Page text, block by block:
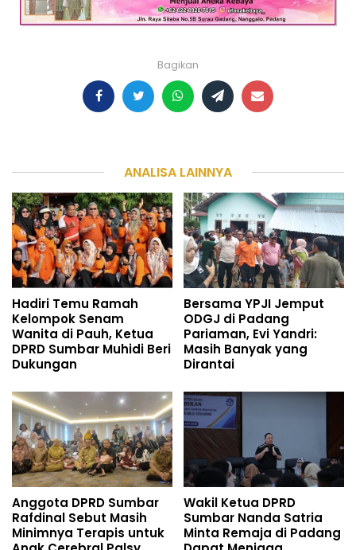
Bagikan
ANALISA LAINNYA
Hadiri Temu Ramah
Kelompok Senam
Wanita di Pauh, Ketua
DPRD Sumbar Muhidi Beri
Dukungan
Bersama YPJI Jemput
ODGJ di Padang
Pariaman, Evi Yandri:
Masih Banyak yang
Dirantai
Anggota DPRD Sumbar
Rafdinal Sebut Masih
Minimnya Terapis untuk
Wakil Ketua DPRD
Sumbar Nanda Satria
Minta Remaja di Padang